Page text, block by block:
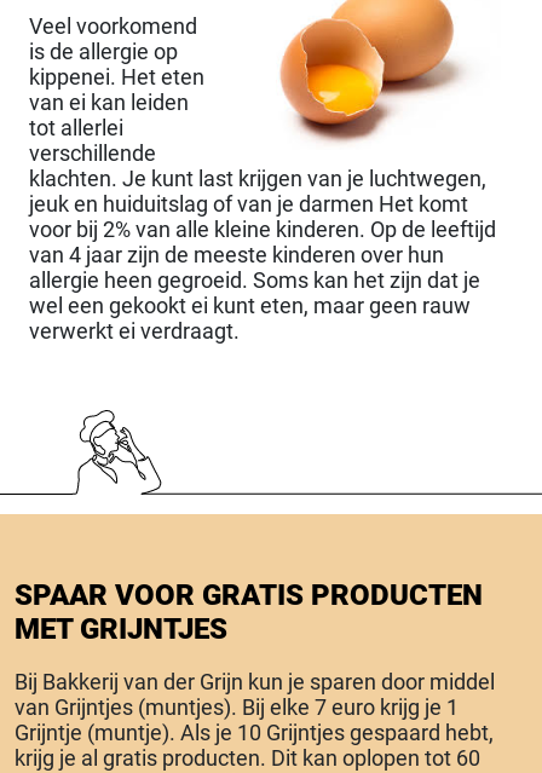
Veel voorkomend
is de allergie op
kippenei. Het eten
van ei kan leiden
tot allerlei
verschillende
klachten. Je kunt last krijgen van je luchtwegen,
jeuk en huiduitslag of van je darmen Het komt
voor bij 2% van alle kleine kinderen. Op de leeftijd
van 4 jaar zijn de meeste kinderen over hun
allergie heen gegroeid. Soms kan het zijn dat je
wel een gekookt ei kunt eten, maar geen rauw
verwerkt ei verdraagt.
SPAAR VOOR GRATIS PRODUCTEN
MET GRIJNTJES
Bij Bakkerij van der Grijn kun je sparen door middel
van Grijntjes (muntjes). Bij elke 7 euro krijg je 1
Grijntje (muntje). Als je 10 Grijntjes gespaard hebt,
krijg je al gratis producten. Dit kan oplopen tot 60